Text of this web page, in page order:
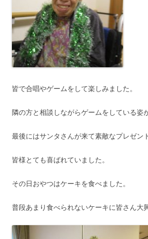
皆で合唱やゲームをして楽しみました。
隣の方と相談しながらゲームをしている姿
最後にはサンタさんが来て素敵なプレゼン
皆様とても喜ばれていました。
その日おやつはケーキを食べました。
普段あまり食べられないケーキに皆さん大